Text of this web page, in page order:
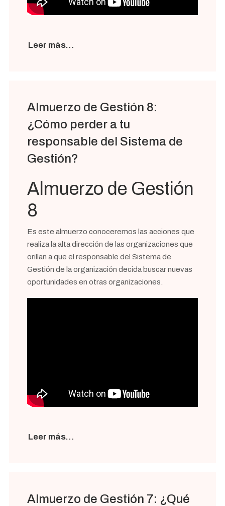
Leer más…
Almuerzo de Gestión 8:
¿Cómo perder a tu
responsable del Sistema de
Gestión?
Almuerzo de Gestión
8
Es este almuerzo conoceremos las acciones que
realiza la alta dirección de las organizaciones que
orillan a que el responsable del Sistema de
Gestión de la organización decida buscar nuevas
oportunidades en otras organizaciones.
Leer más…
Almuerzo de Gestión 7: ¿Qué